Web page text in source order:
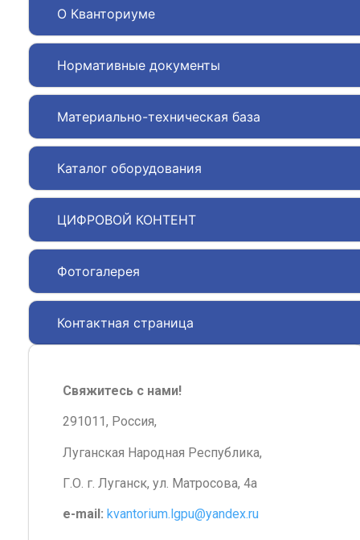
О Кванториуме
Нормативные документы
Материально-техническая база
Каталог оборудования
ЦИФРОВОЙ КОНТЕНТ
Фотогалерея
Контактная страница
Свяжитесь с нами!
291011, Россия,
Луганская Народная Республика,
Г.О. г. Луганск, ул. Матросова, 4а
e-mail: kvantorium.lgpu@yandex.ru